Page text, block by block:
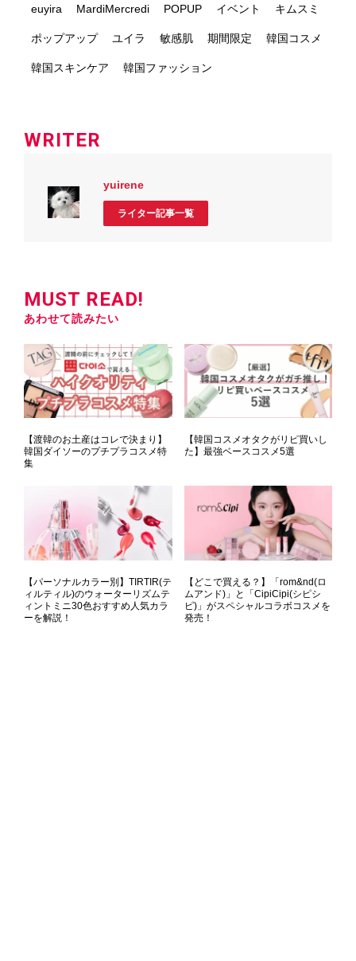
euyira MardiMercredi POPUP イベント キムスミ
ポップアップ ユイラ 敏感肌 期間限定 韓国コスメ
韓国スキンケア 韓国ファッション
WRITER
yuirene
ライター記事一覧
MUST READ!
あわせて読みたい
【渡韓のお土産はコレで決まり】
韓国ダイソーのプチプラコスメ特
集
【韓国コスメオタクがリピ買いし
た】最強ベースコスメ5選
【パーソナルカラー別】TIRTIR(テ
ィルティル)のウォーターリズムテ
ィントミニ30色おすすめ人気カラ
ーを解説！
【どこで買える？】「rom&nd(ロ
ムアンド)」と「CipiCipi(シピシ
ピ)」がスペシャルコラボコスメを
発売！